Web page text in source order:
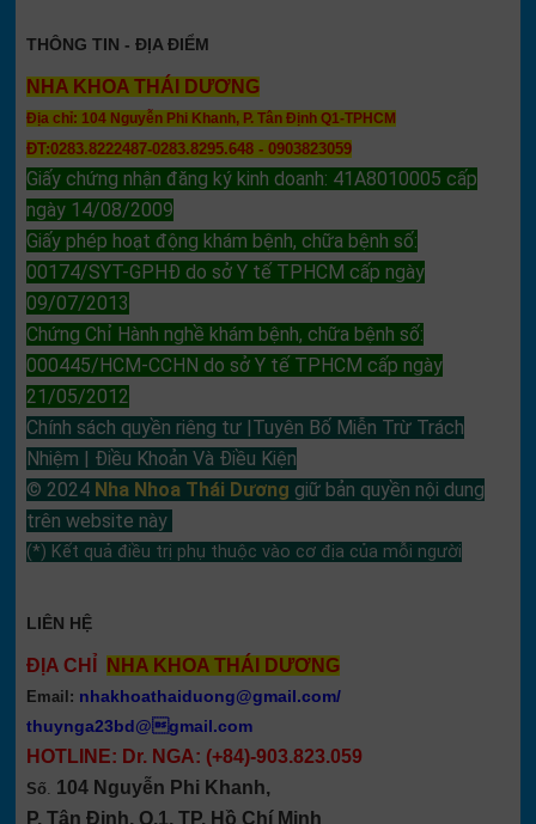
THÔNG TIN - ĐỊA ĐIỂM
NHA KHOA THÁI DƯƠNG
Địa chỉ: 104 Nguyễn Phi Khanh, P. Tân Định Q1-TPHCM
ĐT:0283.8222487-0283.8295.648 - 0903823059
Giấy chứng nhận đăng ký kinh doanh: 41A8010005 cấp
ngày 14/08/2009
Giấy phép hoạt động khám bệnh, chữa bệnh số:
00174/SYT-GPHĐ do sở Y tế TPHCM cấp ngày
09/07/2013
Chứng Chỉ Hành nghề khám bệnh, chữa bệnh số:
000445/HCM-CCHN do sở Y tế TPHCM cấp ngày
21/05/2012
Chính sách quyền riêng tư |Tuyên Bố Miễn Trừ Trách
Nhiệm | Điều Khoản Và Điều Kiện
© 2024 Nha Nhoa Thái Dương giữ bản quyền nội dung
trên website này
(*) Kết quả điều trị phụ thuộc vào cơ địa của mỗi người
LIÊN HỆ
ĐỊA CHỈ NHA KHOA THÁI DƯƠNG
Email: nhakhoathaiduong@gmail.com/
thuynga23bd@gmail.com
HOTLINE: Dr. NGA: (+84)-903.823.059
Số. 104 Nguyễn Phi Khanh,
P. Tân Định, Q.1, TP. Hồ Chí Minh